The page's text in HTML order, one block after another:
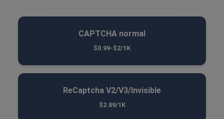
CAPTCHA normal
$0.99-$2/1K
ReCaptcha V2/V3/Invisible
$2.89/1K